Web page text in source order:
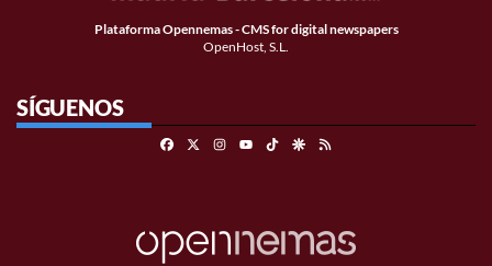
Plataforma Opennemas - CMS for digital newspapers
OpenHost, S.L.
SÍGUENOS
FacebookInstagramTikTokGoogle Discover